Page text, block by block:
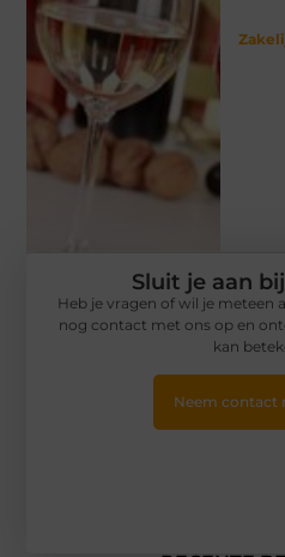
Sluit je aan
Heb je vragen of wil je meteen
nog contact met ons op en
kan
Neem contact